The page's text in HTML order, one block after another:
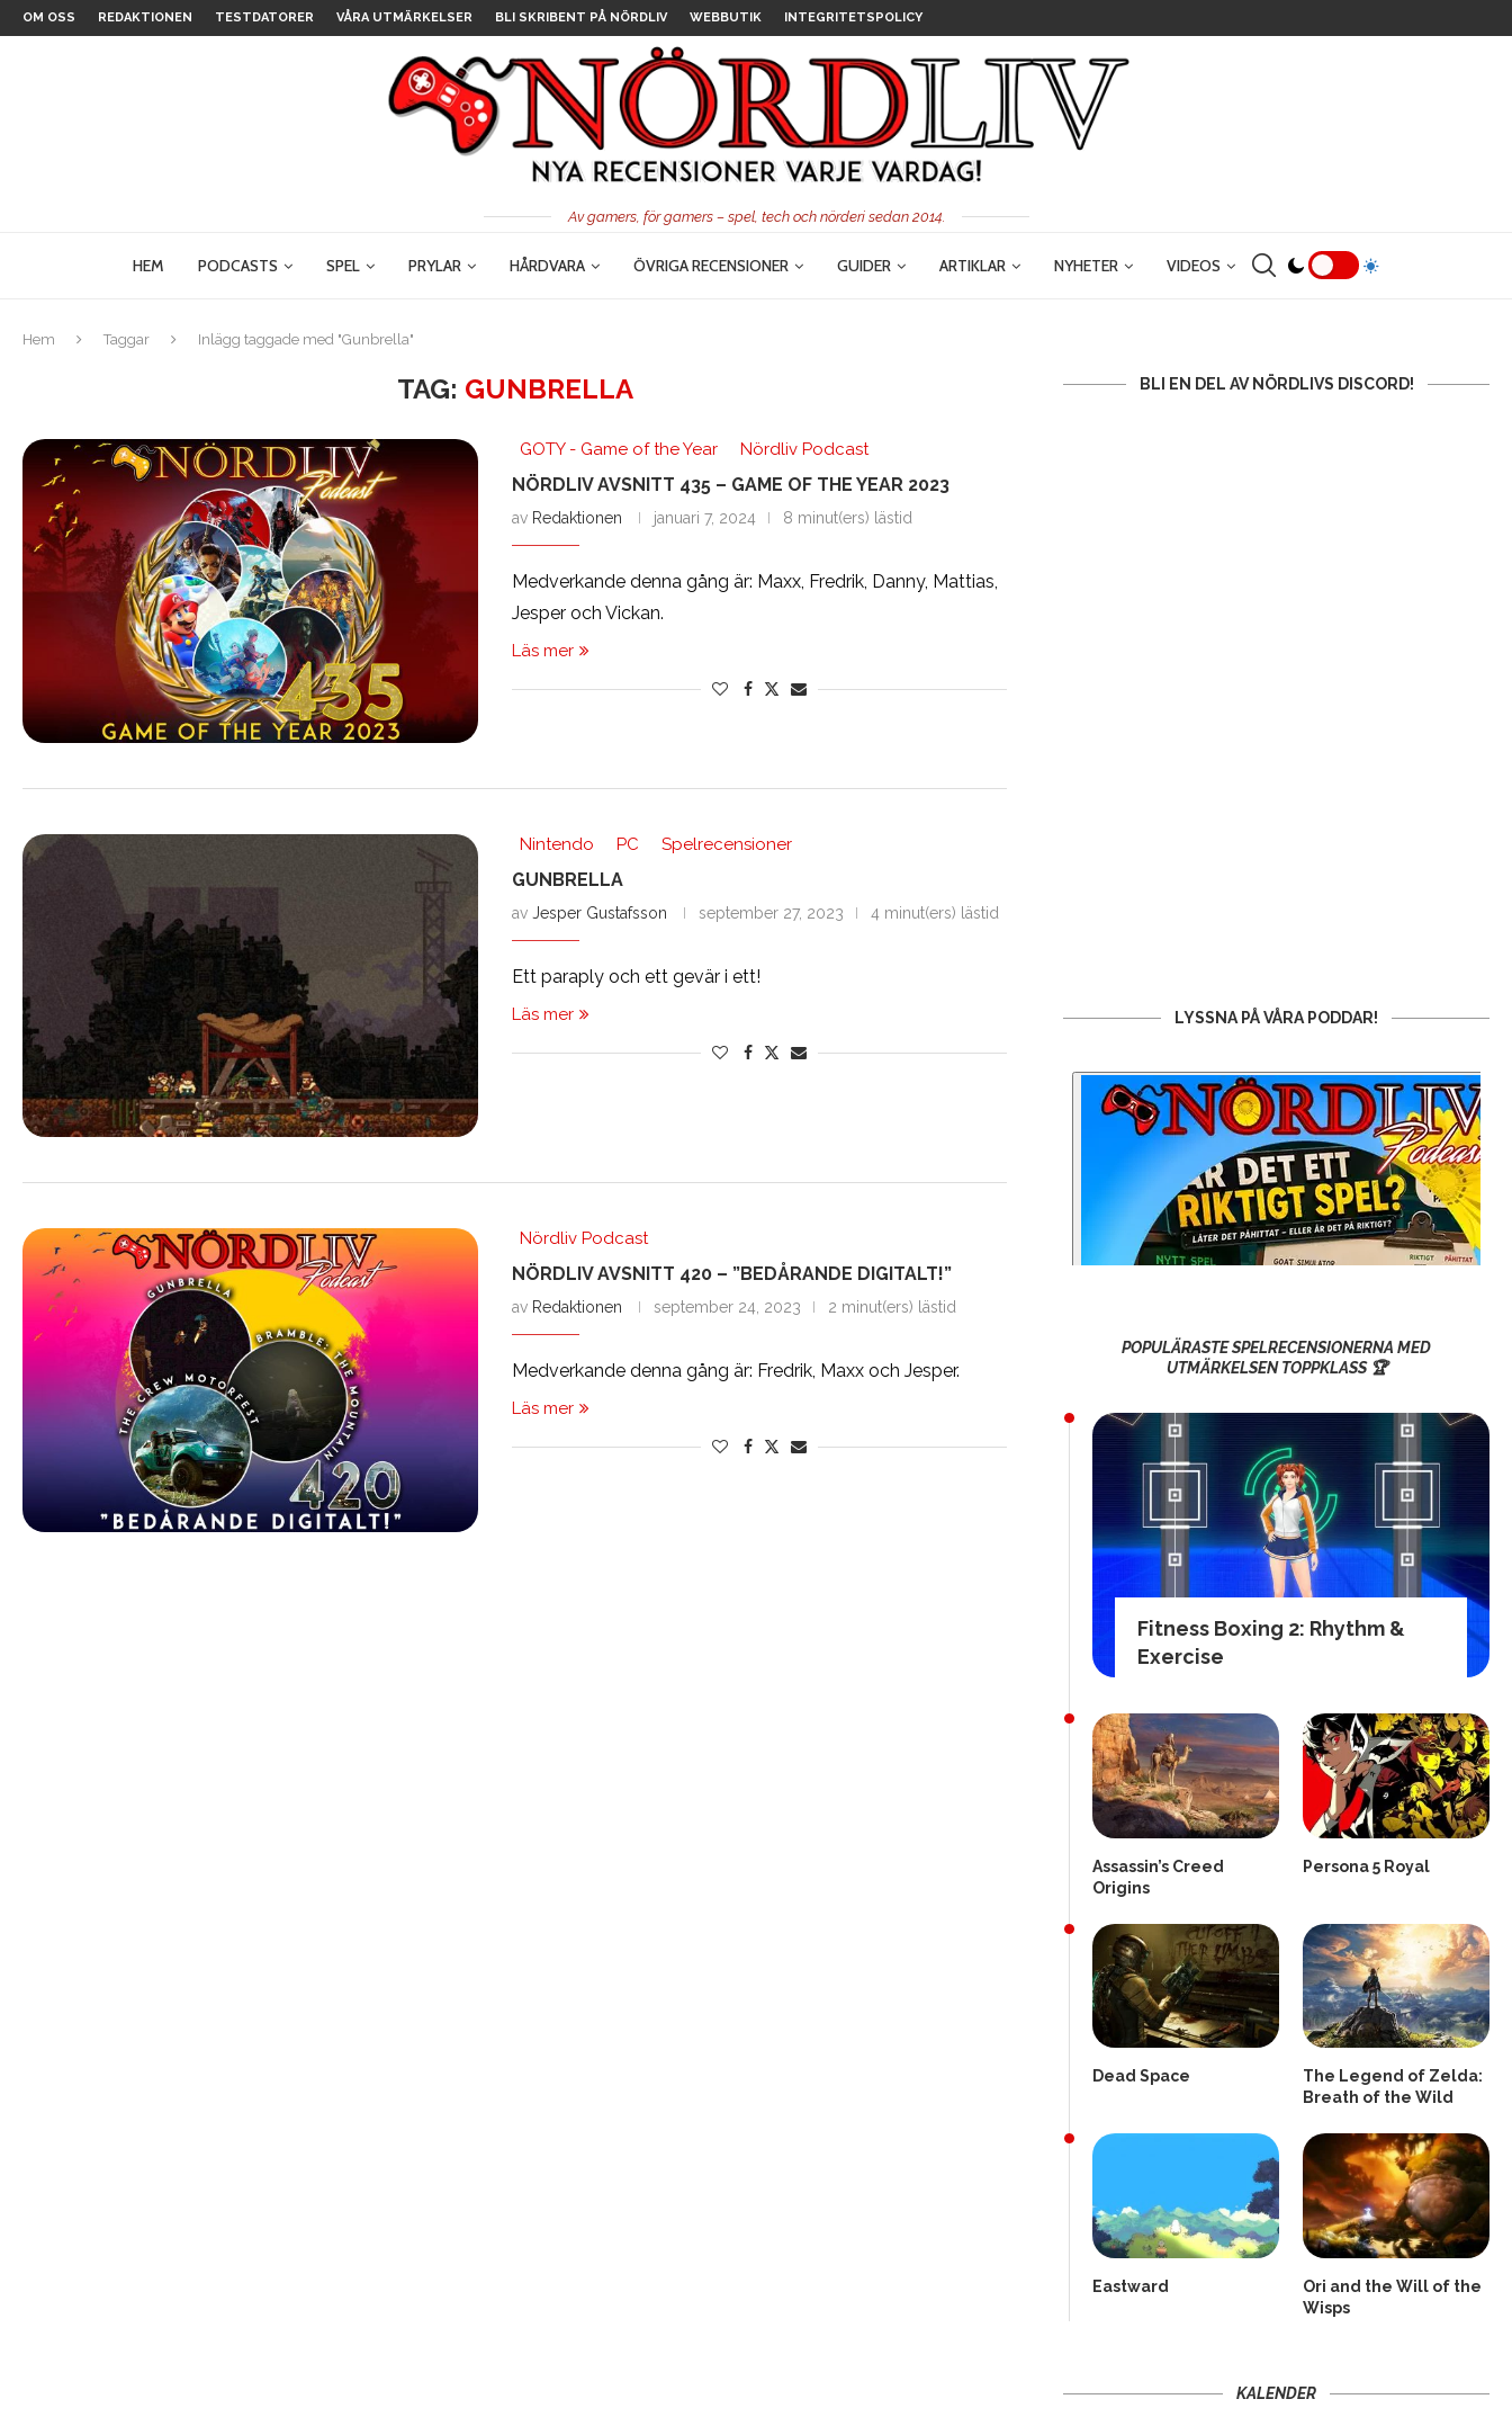
OM OSS REDAKTIONEN TESTDATORER VÅRA UTMÄRKELSER BLI SKRIBENT PÅ NÖRDLIV WEBBUTIK INTEGRITETSPOLICY
Av gamers, för gamers – spel, tech och nörderi sedan 2014.
HEM PODCASTS SPEL PRYLAR HÅRDVARA ÖVRIGA RECENSIONER GUIDER ARTIKLAR NYHETER VIDEOS
Hem Taggar Inlägg taggade med "Gunbrella"
TAG: GUNBRELLA
GOTY - Game of the Year Nördliv Podcast
NÖRDLIV AVSNITT 435 – GAME OF THE YEAR 2023
av Redaktionen januari 7, 2024 8 minut(ers) lästid
Medverkande denna gång är: Maxx, Fredrik, Danny, Mattias,
Jesper och Vickan.
Läs mer
Nintendo PC Spelrecensioner
GUNBRELLA
av Jesper Gustafsson september 27, 2023 4 minut(ers) lästid
Ett paraply och ett gevär i ett!
Läs mer
Nördliv Podcast
NÖRDLIV AVSNITT 420 – ”BEDÅRANDE DIGITALT!”
av Redaktionen september 24, 2023 2 minut(ers) lästid
Medverkande denna gång är: Fredrik, Maxx och Jesper.
Läs mer
BLI EN DEL AV NÖRDLIVS DISCORD!
LYSSNA PÅ VÅRA PODDAR!
POPULÄRASTE SPELRECENSIONERNA MED
UTMÄRKELSEN TOPPKLASS 🏆
Fitness Boxing 2: Rhythm &
Exercise
Assassin’s Creed
Origins
Persona 5 Royal
Dead Space
The Legend of Zelda:
Breath of the Wild
Eastward
Ori and the Will of the
Wisps
KALENDER